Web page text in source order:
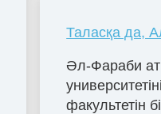
Таласқа да,
Әл-Фараби
факультетін